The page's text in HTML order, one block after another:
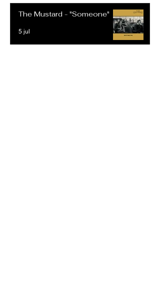
The Mustard - "Someone"
5 jul